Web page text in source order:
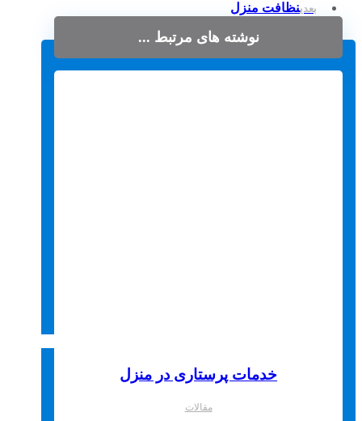
بعدینظافت منزل
نوشته های مرتبط ...
خدمات پرستاری در منزل
مقالات